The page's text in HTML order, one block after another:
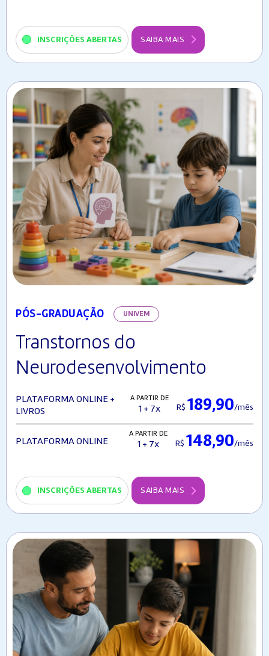
INSCRIÇÕES ABERTAS SAIBA MAIS
PÓS-GRADUAÇÃO UNIVEM
Transtornos do
Neurodesenvolvimento
PLATAFORMA ONLINE +
LIVROS
A PARTIR DE
1 + 7x R$ 189,90/mês
PLATAFORMA ONLINE
A PARTIR DE
1 + 7x R$ 148,90/mês
INSCRIÇÕES ABERTAS SAIBA MAIS